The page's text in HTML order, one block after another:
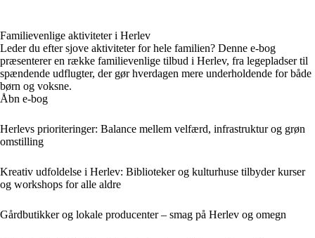
Familievenlige aktiviteter i Herlev
Leder du efter sjove aktiviteter for hele familien? Denne e-bog
præsenterer en række familievenlige tilbud i Herlev, fra legepladser til
spændende udflugter, der gør hverdagen mere underholdende for både
børn og voksne.
Åbn e-bog
Herlevs prioriteringer: Balance mellem velfærd, infrastruktur og grøn
omstilling
Kreativ udfoldelse i Herlev: Biblioteker og kulturhuse tilbyder kurser
og workshops for alle aldre
Gårdbutikker og lokale producenter – smag på Herlev og omegn